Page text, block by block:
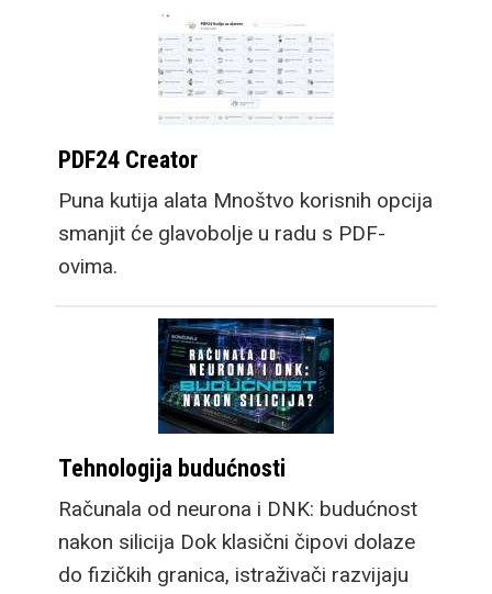
PDF24 Creator
Puna kutija alata Mnoštvo korisnih opcija
smanjit će glavobolje u radu s PDF-
ovima.
Tehnologija budućnosti
Računala od neurona i DNK: budućnost
nakon silicija Dok klasični čipovi dolaze
do fizičkih granica, istraživači razvijaju